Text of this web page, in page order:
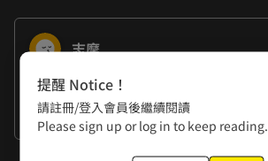
志摩
作者的話
謝謝大家
提醒 Notice！
請註冊/登入會員後繼續閱讀
Please sign up or log in to keep reading.